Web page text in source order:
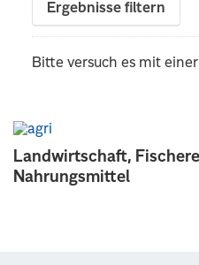
Landwirtschaft,
Nahrungsmittel
Ergebnisse filtern
Bitte versuch es mit